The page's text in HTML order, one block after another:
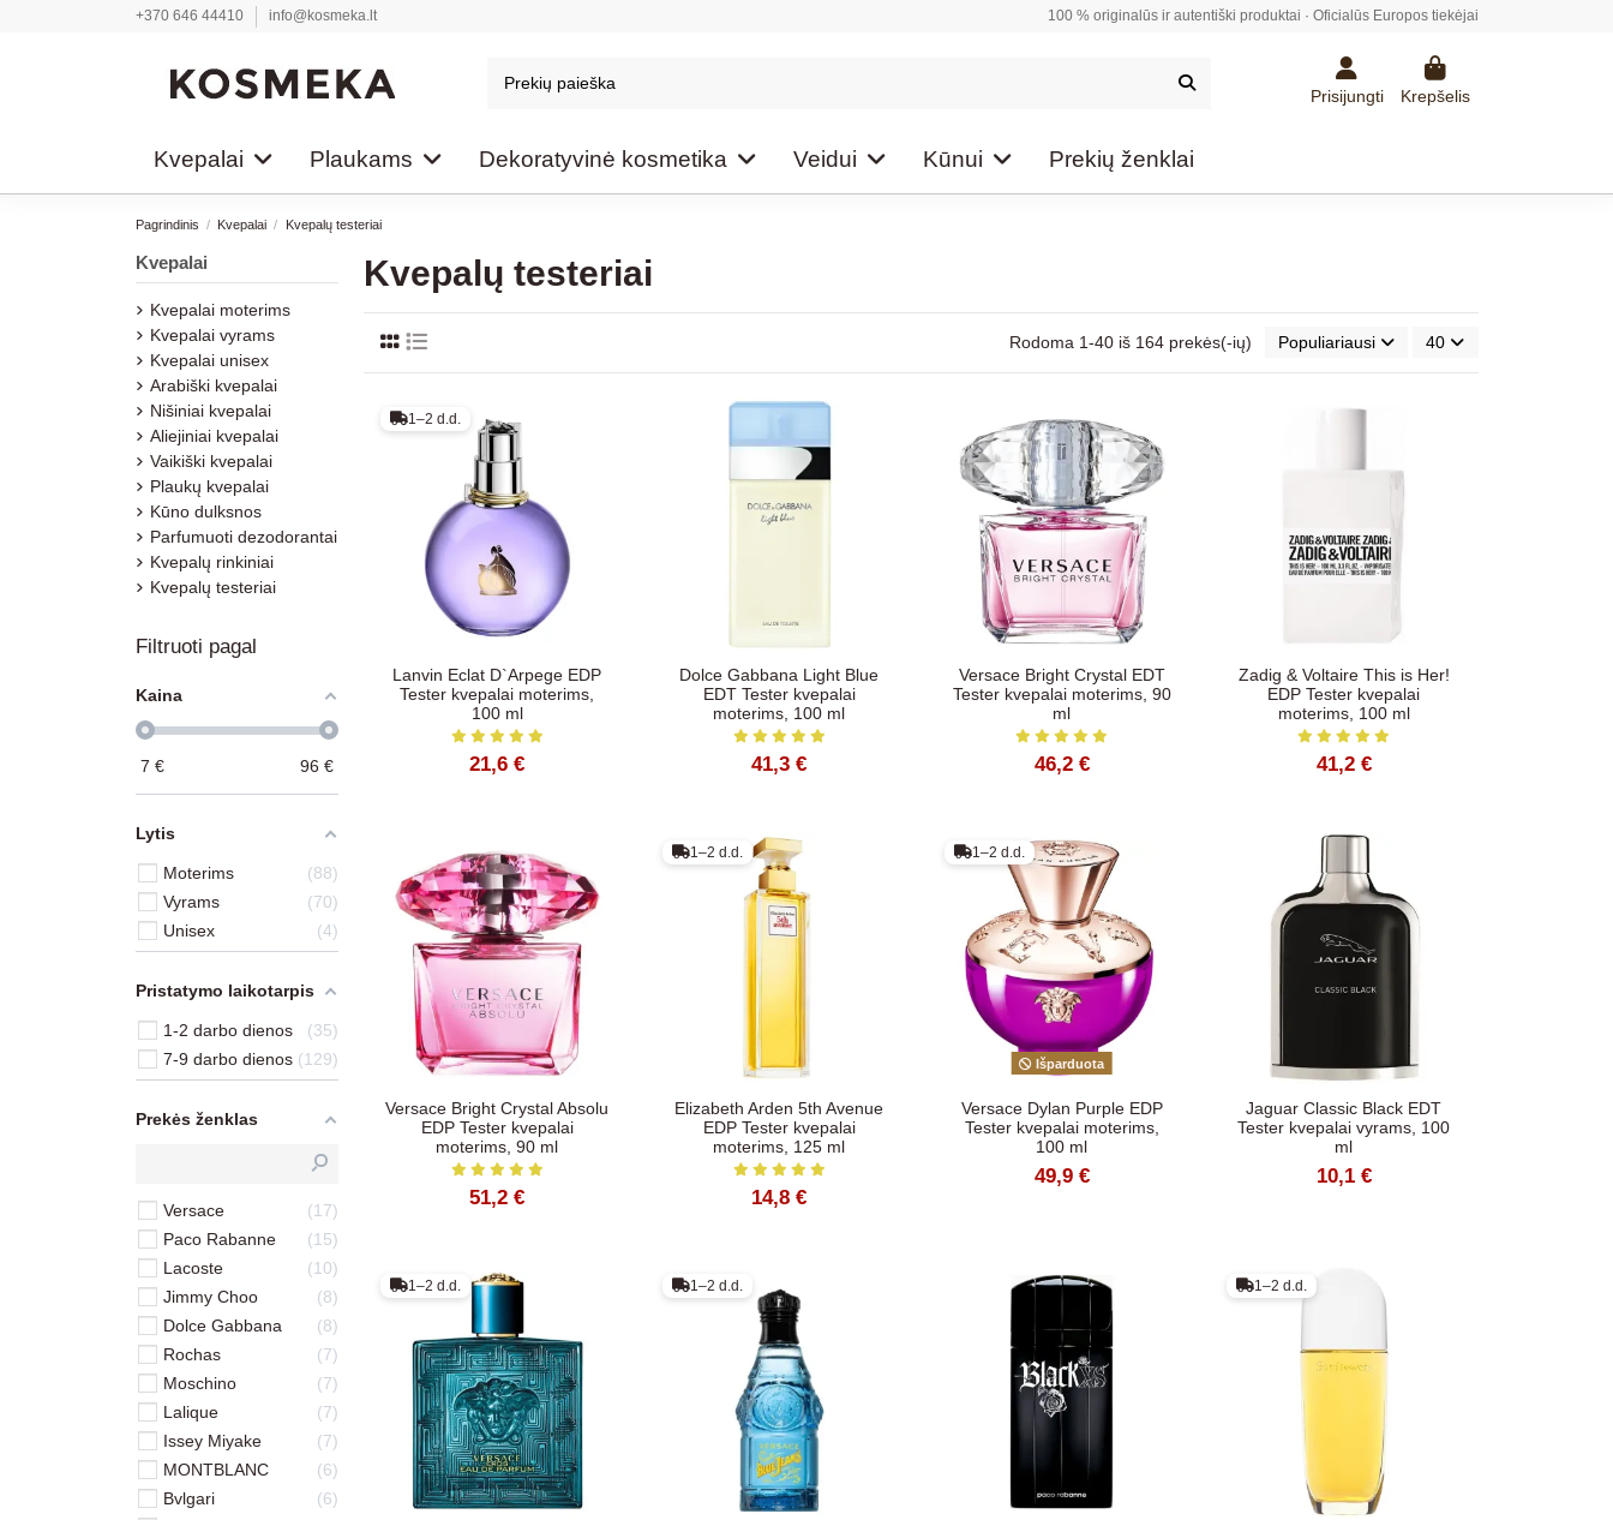
+370 646 44410 info@kosmeka.lt 100 % originalūs ir autentiški produktai · Oficialūs Europos tiekėjai
Prisijungti Krepšelis
Kvepalai Plaukams Dekoratyvinė kosmetika Veidui Kūnui Prekių ženklai
Pagrindinis Kvepalai Kvepalų testeriai
Kvepalų testeriai
Rodoma 1-40 iš 164 prekės(-ių) Populiariausi 40
1–2 d.d.
Lanvin Eclat D`Arpege EDP
Tester kvepalai moterims,
100 ml
21,6 €
Dolce Gabbana Light Blue
EDT Tester kvepalai
moterims, 100 ml
41,3 €
Versace Bright Crystal EDT
Tester kvepalai moterims, 90
ml
46,2 €
Zadig & Voltaire This is Her!
EDP Tester kvepalai
moterims, 100 ml
41,2 €
Versace Bright Crystal Absolu
EDP Tester kvepalai
moterims, 90 ml
51,2 €
1–2 d.d.
Elizabeth Arden 5th Avenue
EDP Tester kvepalai
moterims, 125 ml
14,8 €
1–2 d.d.
Išparduota
Versace Dylan Purple EDP
Tester kvepalai moterims,
100 ml
49,9 €
Jaguar Classic Black EDT
Tester kvepalai vyrams, 100
ml
10,1 €
1–2 d.d. 1–2 d.d. 1–2 d.d.
Kvepalai
Kvepalai moterims
Kvepalai vyrams
Kvepalai unisex
Arabiški kvepalai
Nišiniai kvepalai
Aliejiniai kvepalai
Vaikiški kvepalai
Plaukų kvepalai
Kūno dulksnos
Parfumuoti dezodorantai
Kvepalų rinkiniai
Kvepalų testeriai
Filtruoti pagal
Kaina
7 € 96 €
Lytis
Moterims
88
Vyrams
70
Unisex
4
Pristatymo laikotarpis
1-2 darbo dienos
35
7-9 darbo dienos
129
Prekės ženklas
Versace
17
Paco Rabanne
15
Lacoste
10
Jimmy Choo
8
Dolce Gabbana
8
Rochas
7
Moschino
7
Lalique
7
Issey Miyake
7
MONTBLANC
6
Bvlgari
6